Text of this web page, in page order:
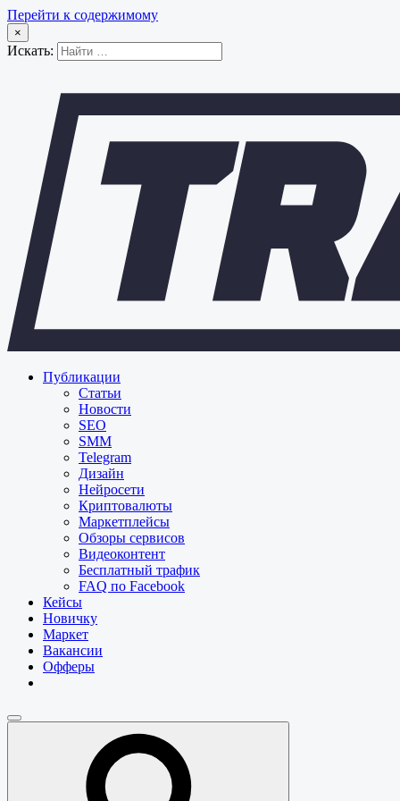
Перейти к содержимому
×
Искать:
Публикации
Статьи
Новости
SEO
SMM
Telegram
Дизайн
Нейросети
Криптовалюты
Маркетплейсы
Обзоры сервисов
Видеоконтент
Бесплатный трафик
FAQ по Facebook
Кейсы
Новичку
Маркет
Вакансии
Офферы